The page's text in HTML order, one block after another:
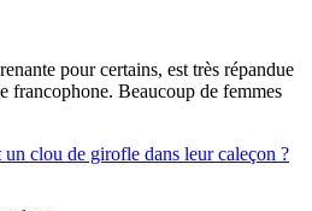
pour certains, est très répandue
francophone. Beaucoup de femmes
clou de girofle dans leur caleçon ?